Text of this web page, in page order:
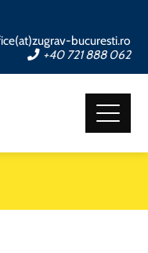
bucuresti.ro
+40 721 888 062